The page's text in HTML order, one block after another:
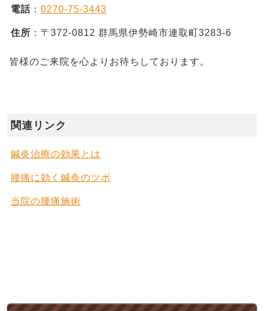
電話 ： 0270-75-3443
住所 ：〒372-0812 群馬県伊勢崎市連取町3283-6
皆様のご来院を心よりお待ちしております。
関連リンク
鍼灸治療の効果とは
腰痛に効く鍼灸のツボ
当院の腰痛施術